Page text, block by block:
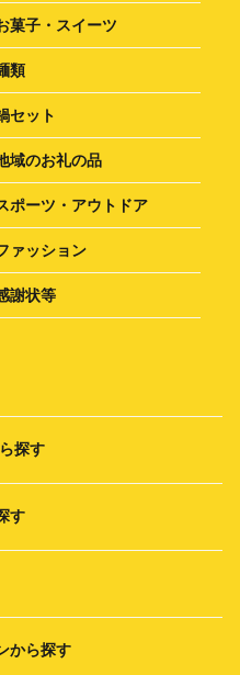
菓子・スイーツ
類
セット
域のお礼の品
ポーツ・アウトドア
ァッション
謝状等
探す
す
から探す